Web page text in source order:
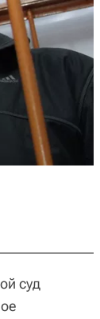
суд